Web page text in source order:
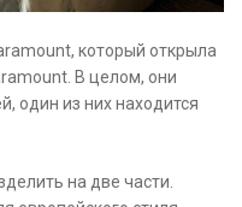
который открыла
В целом, они
один из них находится
на две части.